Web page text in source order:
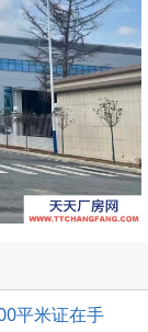
平米证在手